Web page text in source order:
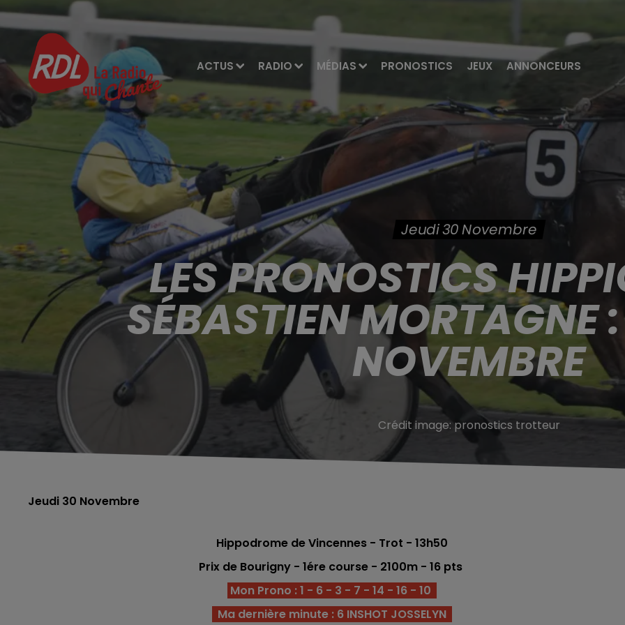
ACTUS RADIO MÉDIAS PRONOSTICS JEUX ANNONCEURS
Jeudi 30 Novembre
LES PRONOSTICS
SÉBASTIEN MORTAGNE
NOVEMBRE
Crédit image: pronostics trotteur
Jeudi 30 Novembre
Hippodrome de Vincennes - Trot - 13h50
Prix de Bourigny - 1ére course - 2100m - 16 pts
Mon Prono : 1 - 6 - 3 - 7 - 14 - 16 - 10
Ma dernière minute : 6 INSHOT JOSSELYN